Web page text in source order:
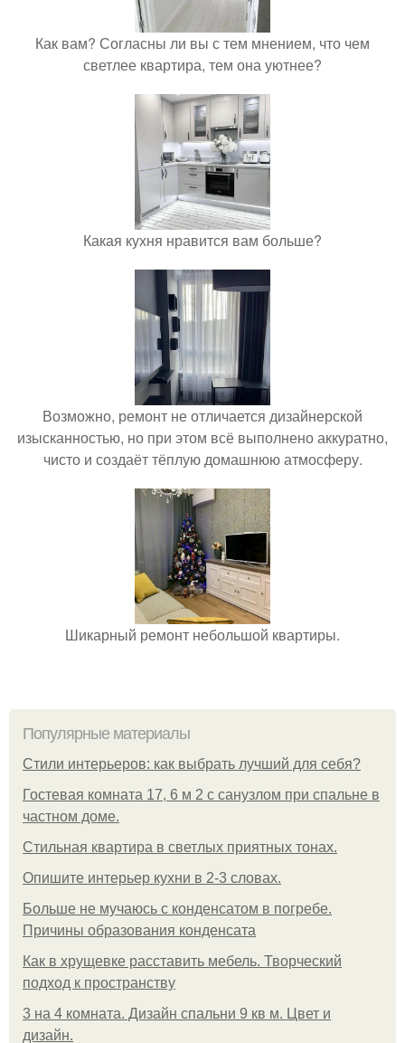
Как вам? Согласны ли вы с тем мнением, что чем
светлее квартира, тем она уютнее?
Какая кухня нравится вам больше?
Возможно, ремонт не отличается дизайнерской
изысканностью, но при этом всё выполнено аккуратно,
чисто и создаёт тёплую домашнюю атмосферу.
Шикарный ремонт небольшой квартиры.
Популярные материалы
Стили интерьеров: как выбрать лучший для себя?
Гостевая комната 17, 6 м 2 с санузлом при спальне в
частном доме.
Стильная квартира в светлых приятных тонах.
Опишите интерьер кухни в 2-3 словах.
Больше не мучаюсь с конденсатом в погребе.
Причины образования конденсата
Как в хрущевке расставить мебель. Творческий
подход к пространству
3 на 4 комната. Дизайн спальни 9 кв м. Цвет и
дизайн.